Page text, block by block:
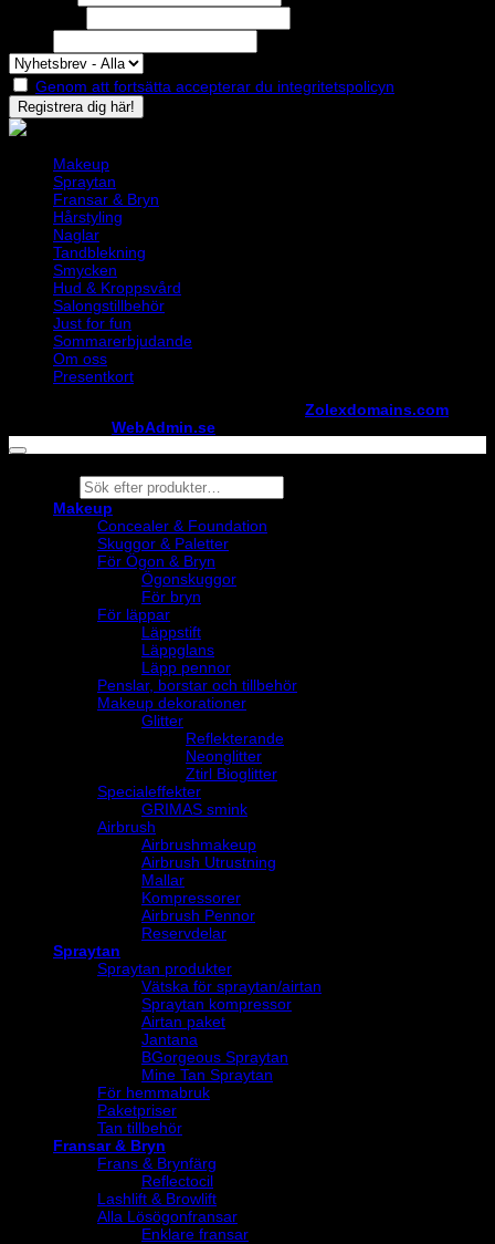
Genom att fortsätta accepterar du integritetspolicyn
Makeup
Spraytan
Fransar & Bryn
Hårstyling
Naglar
Tandblekning
Smycken
Hud & Kroppsvård
Salongstillbehör
Just for fun
Sommarerbjudande
Om oss
Presentkort
Zolexdomains.com
WebAdmin.se
Products
search
Makeup
Concealer & Foundation
Skuggor & Paletter
För Ögon & Bryn
Ögonskuggor
För bryn
För läppar
Läppstift
Läppglans
Läpp pennor
Penslar, borstar och tillbehör
Makeup dekorationer
Glitter
Reflekterande
Neonglitter
Ztirl Bioglitter
Specialeffekter
GRIMAS smink
Airbrush
Airbrushmakeup
Airbrush Utrustning
Mallar
Kompressorer
Airbrush Pennor
Reservdelar
Spraytan
Spraytan produkter
Vätska för spraytan/airtan
Spraytan kompressor
Airtan paket
Jantana
BGorgeous Spraytan
Mine Tan Spraytan
För hemmabruk
Paketpriser
Tan tillbehör
Fransar & Bryn
Frans & Brynfärg
Reflectocil
Lashlift & Browlift
Alla Lösögonfransar
Enklare fransar